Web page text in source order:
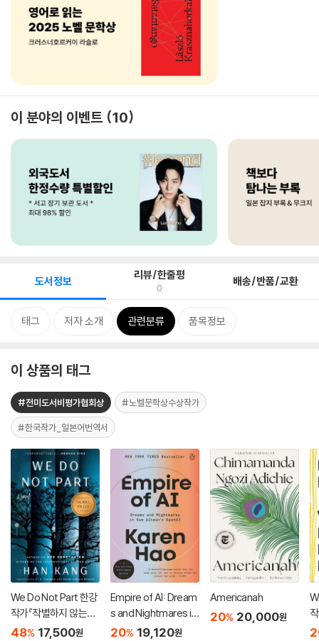
이 분야의 이벤트 10
도서정보 리뷰/한줄평
0 배송/반품/교환
태그 저자 소개 관련분류 품목정보
이 상품의 태그
#전미도서비평가협회상 #노벨문학상수상작가
#한국작가_일본어번역서
We Do Not Part 한강
작가『작별하지 않는다』
영문판 (미국판)
48% 17,500원
Empire of AI: Dream
s and Nightmares in
Sam Altman's Open
20% 19,120원
Americanah
20% 20,000원